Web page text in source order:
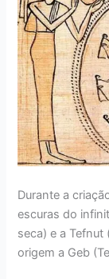
Durante a
escuras do
seca) e a
origem a Geb